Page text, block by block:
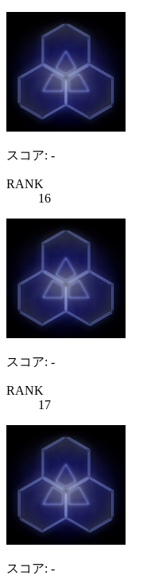
スコア: -
RANK
16
スコア: -
RANK
17
スコア: -